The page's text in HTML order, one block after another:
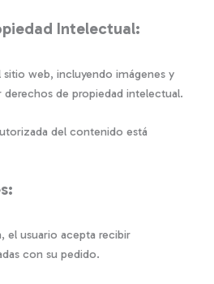
Intelectual:
web, incluyendo imágenes y
de propiedad intelectual.
del contenido está
el usuario acepta recibir
con su pedido.